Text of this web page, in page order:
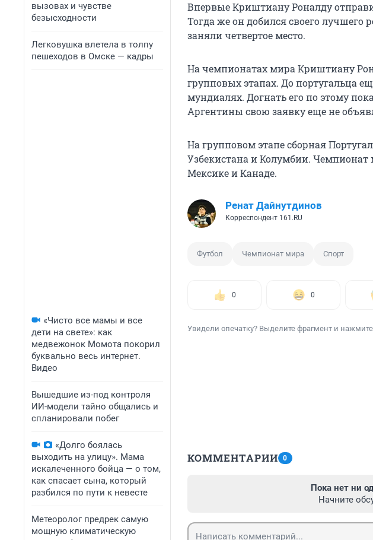
вызовах и чувстве
безысходности
Легковушка влетела в толпу
пешеходов в Омске — кадры
«Чисто все мамы и все
дети на свете»: как
медвежонок Момота покорил
буквально весь интернет.
Видео
Вышедшие из-под контроля
ИИ-модели тайно общались и
спланировали побег
«Долго боялась
выходить на улицу». Мама
искалеченного бойца — о том,
как спасает сына, который
разбился по пути к невесте
Метеоролог предрек самую
мощную климатическую
Впервые Криштиану Роналду
Тогда же он добился своего лучшего
заняли четвертое место.
На чемпионатах мира Криштиану
групповых этапах. До португальца
мундиалях. Догнать его по этому
Аргентины свою заявку еще не
На групповом этапе сборная
Узбекистана и Колумбии.
Мексике и Канаде.
Ренат Дайнутдинов
Корреспондент 161.RU
Футбол Чемпионат мира Спорт
0 0
Увидели опечатку? Выделите фрагмент и нажмите
КОММЕНТАРИИ 0
Пока нет ни
Начните